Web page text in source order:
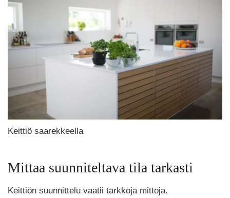
Keittiö saarekkeella
Mittaa suunniteltava tila tarkasti
Keittiön suunnittelu vaatii tarkkoja mittoja.